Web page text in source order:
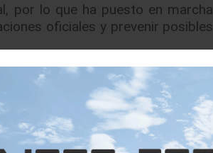
por lo que ha puesto en marcha
oficiales y prevenir posibles
de Hyundai en el país,
y cubrebocas; con el fin de
tengan todos los elementos
y cuidar de los clientes.